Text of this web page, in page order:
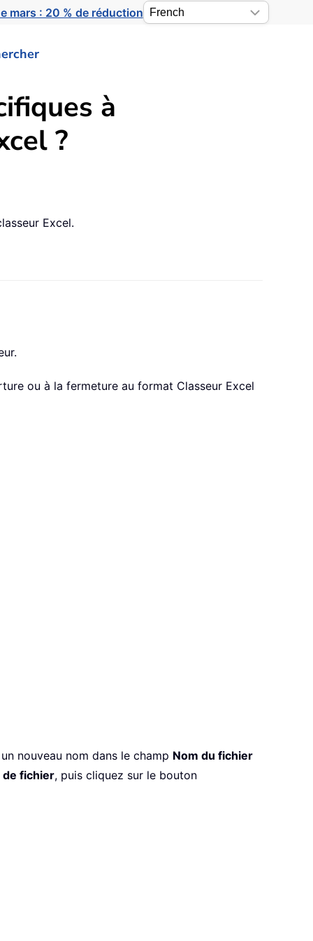
mars : 20 % de réduction
à
?
Excel.
ou à la fermeture au format Classeur Excel
nouveau nom dans le champ Nom du fichier
de fichier, puis cliquez sur le bouton